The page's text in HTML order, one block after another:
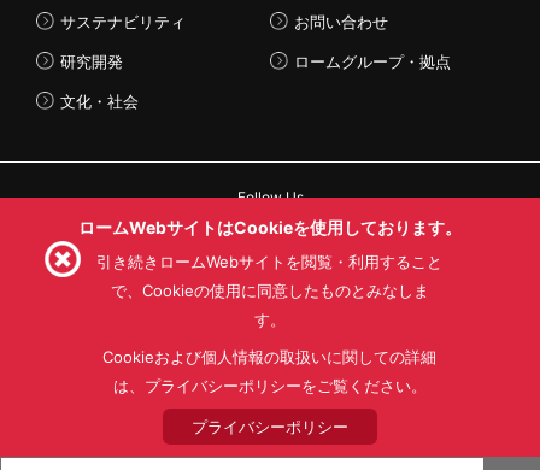
サステナビリティ
研究開発
文化・社会
お問い合わせ
ロームグループ・拠点
Follow Us
利用目的
プライバシーポリシー
サイトマップ
ローム製品の販売に関する標準契約条件書(PDF)
© 1997 - 2026 ROHM CO., LTD. ALL RIGHTS RESERVED.
ロームWebサイトはCookieを使用しております。
引き続きロームWebサイトを閲覧・利用すること
で、Cookieの使用に同意したものとみなしま
す。
Cookieおよび個人情報の取扱いに関しての詳細
は、プライバシーポリシーをご覧ください。
プライバシーポリシー